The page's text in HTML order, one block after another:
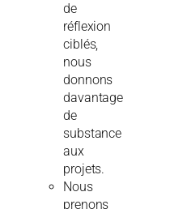
de
réflexion
ciblés,
nous
donnons
davantage
de
substance
aux
projets.
Nous
prenons